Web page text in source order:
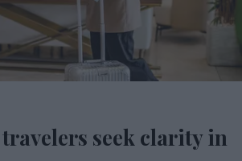
travelers seek clarity in